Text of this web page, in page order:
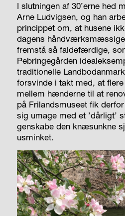
I slutningen af 30’erne hed
Arne Ludvigsen, og han
princippet om, at husene
dagens
fremstå så faldefærdige,
Pebringegården
traditionelle
forsvinde i takt med, at
mellem hænderne til at
på Frilandsmuseet fik
sig umage med et ’dårligt’
genskabe den knæsunkne
usminket.